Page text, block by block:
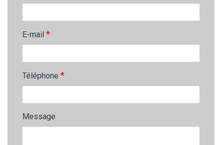
E-mail *
Téléphone *
Message